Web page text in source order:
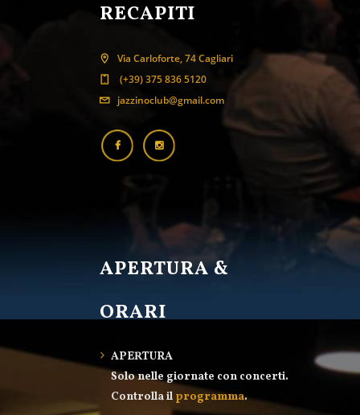
RECAPITI
Via Carloforte, 74 Cagliari
(+39) 375 836 5120
jazzinoclub@gmail.com
APERTURA &
ORARI
APERTURA
Solo nelle giornate con concerti.
Controlla il programma.